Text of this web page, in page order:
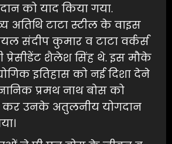
को याद किया गया.
अतिथि टाटा स्टील के वाइस
संदीप कुमार व टाटा वर्कर्स
प्रेसीडेंट शैलेश सिंह थे. इस मौके
इतिहास को नई दिशा देने
प्रमथ नाथ बोस को
कर उनके अतुलनीय योगदान